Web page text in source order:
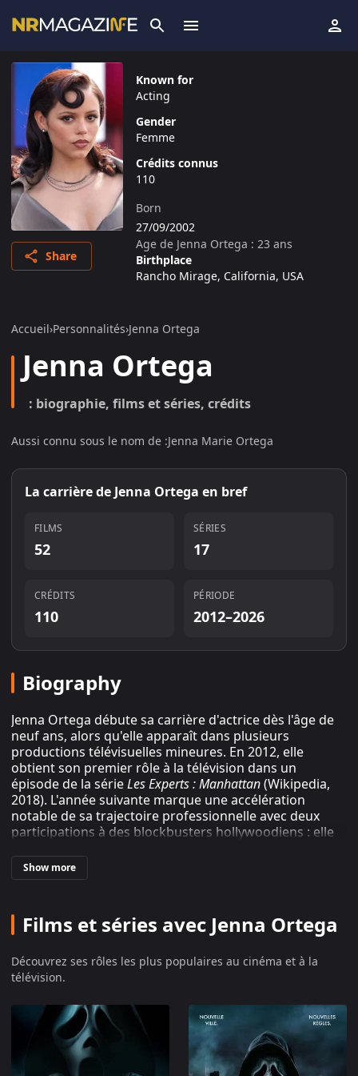
Share
Known for
Acting
Gender
Femme
Crédits connus
110
Born
27/09/2002
Age de Jenna Ortega : 23 ans
Birthplace
Rancho Mirage, California, USA
Accueil›Personnalités›Jenna Ortega
Jenna Ortega
: biographie, films et séries, crédits
Aussi connu sous le nom de :Jenna Marie Ortega
La carrière de Jenna Ortega en bref
FILMS
52
SÉRIES
17
CRÉDITS
110
PÉRIODE
2012–2026
Biography
Jenna Ortega débute sa carrière d'actrice dès l'âge de
neuf ans, alors qu'elle apparaît dans plusieurs
productions télévisuelles mineures. En 2012, elle
obtient son premier rôle à la télévision dans un
épisode de la sérieLes Experts : Manhattan(Wikipedia,
2018). L'année suivante marque une accélération
notable de sa trajectoire professionnelle avec deux
participations à des blockbusters hollywoodiens : elle
Man 3, puis tourne dans le film d'horreur
Chapitre 2, réalisé par James Wan (AlloCiné, 2024). Ces
secondaires, lui permettent d'acquérir une expérience
précoce aux côtés de réalisateurs établis et de
Disney
Entre 2014 et 2019, Ortega incarne de manière
récurrente la version jeune du personnage principal
Show more
Films et séries avec Jenna Ortega
Découvrez ses rôles les plus populaires au cinéma et à la
télévision.